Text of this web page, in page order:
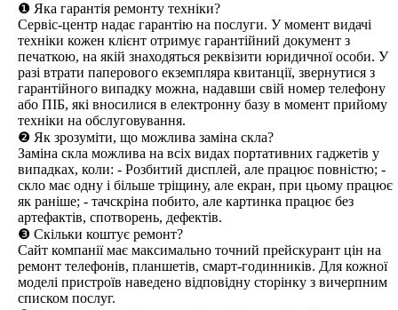
❶ Яка гарантія ремонту техніки?
Сервіс-центр надає гарантію на послуги. У момент видачі
техніки кожен клієнт отримує гарантійний документ з
печаткою, на якій знаходяться реквізити юридичної особи. У
разі втрати паперового екземпляра квитанції, звернутися з
гарантійного випадку можна, надавши свій номер телефону
або ПІБ, які вносилися в електронну базу в момент прийому
техніки на обслуговування.
❷ Як зрозуміти, що можлива заміна скла?
Заміна скла можлива на всіх видах портативних гаджетів у
випадках, коли: - Розбитий дисплей, але працює повністю; -
скло має одну і більше тріщину, але екран, при цьому працює
як раніше; - тачскріна побито, але картинка працює без
артефактів, спотворень, дефектів.
❸ Скільки коштує ремонт?
Сайт компанії має максимально точний прейскурант цін на
ремонт телефонів, планшетів, смарт-годинників. Для кожної
моделі пристроїв наведено відповідну сторінку з вичерпним
списком послуг.